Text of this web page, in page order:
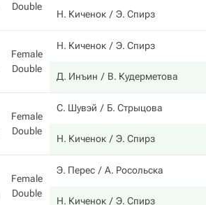
Double
Н. Киченок Э. Спирз
Female
Double
Н. Киченок Э. Спирз
Д. Инъин В. Кудерметова
Female
Double
С. Шувэй Б. Стрыцова
Н. Киченок Э. Спирз
Female
Double
Э. Перес А. Росольска
Н. Киченок Э. Спирз